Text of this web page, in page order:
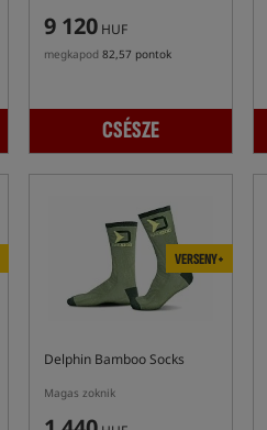
9 120 HUF
megkapod 82,57 pontok
CSÉSZE
VERSENY+
Delphin Bamboo Socks
Magas zoknik